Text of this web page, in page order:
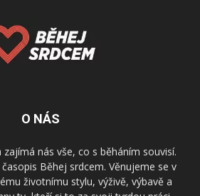
O NÁS
zajímá nás vše, co s běháním souvisí.
Běhej srdcem. Věnujeme se v
životnímu stylu, výživě, výbavě a